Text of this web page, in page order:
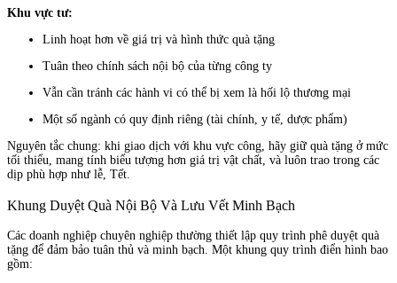
Khu vực tư:
Linh hoạt hơn về giá trị và hình thức quà tặng
Tuân theo chính sách nội bộ của từng công ty
Vẫn cần tránh các hành vi có thể bị xem là hối lộ thương mại
Một số ngành có quy định riêng (tài chính, y tế, dược phẩm)
Nguyên tắc chung: khi giao dịch với khu vực công, hãy giữ quà tặng ở mức
tối thiểu, mang tính biểu tượng hơn giá trị vật chất, và luôn trao trong các
dịp phù hợp như lễ, Tết.
Khung Duyệt Quà Nội Bộ Và Lưu Vết Minh Bạch
Các doanh nghiệp chuyên nghiệp thường thiết lập quy trình phê duyệt quà
tặng để đảm bảo tuân thủ và minh bạch. Một khung quy trình điển hình bao
gồm: